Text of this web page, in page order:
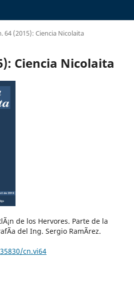
64 (2015): Ciencia Nicolaita
Ciencia Nicolaita
de los Hervores. Parte de la
del Ing. Sergio RamÃ­rez.
cn.vi64